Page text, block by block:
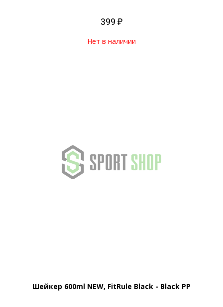
399 ₽
Нет в наличии
Шейкер 600ml NEW, FitRule Black - Black PP